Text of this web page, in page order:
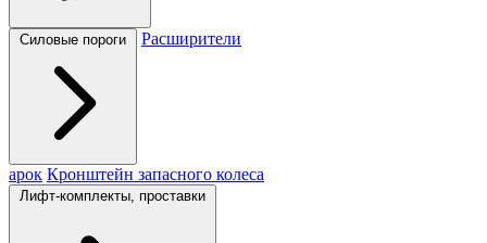
Силовые пороги Расширители
арок Кронштейн запасного колеса
Лифт-комплекты, проставки